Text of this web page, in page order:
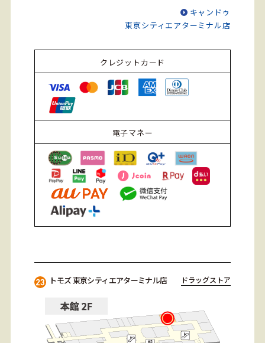
キャンドゥ
東京シティエアターミナル店
クレジットカード
電子マネー
トモズ 東京シティエアターミナル店 ドラッグストア